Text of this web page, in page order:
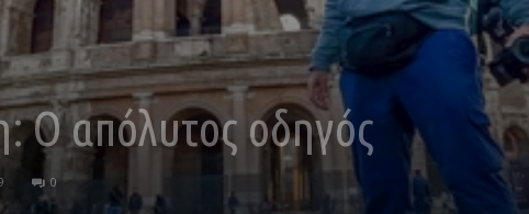
Ο απόλυτος οδηγός
0